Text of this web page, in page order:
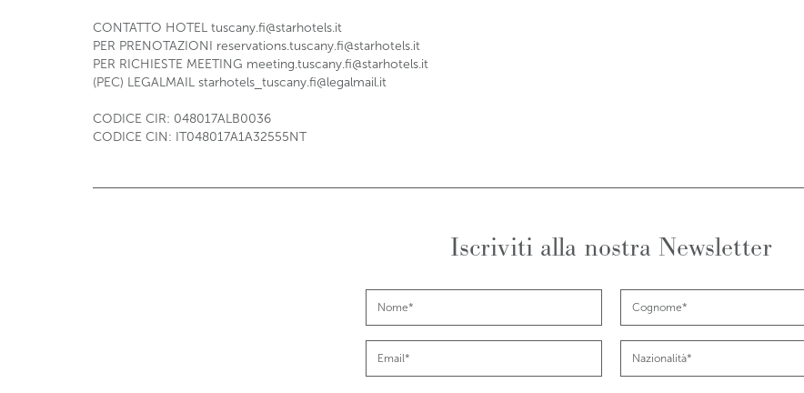
CONTATTO HOTEL tuscany.fi@starhotels.it
PER PRENOTAZIONI reservations.tuscany.fi@starhotels.it
PER RICHIESTE MEETING meeting.tuscany.fi@starhotels.it
(PEC) LEGALMAIL starhotels_tuscany.fi@legalmail.it
CODICE CIR: 048017ALB0036
CODICE CIN: IT048017A1A32555NT
Iscriviti alla nostra Newsletter